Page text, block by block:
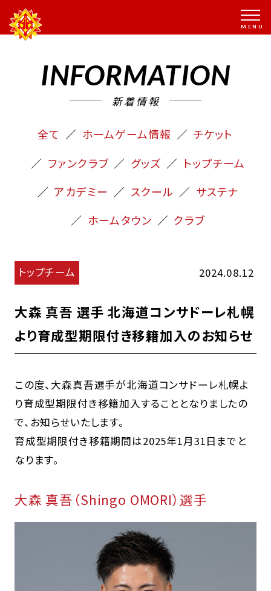
INFORMATION
新着情報
全て ホームゲーム情報
チケット
ファンクラブ
グッズ
トップチーム
アカデミー
スクール
サステナ
ホームタウン
クラブ
トップチーム 2024.08.12
大森 真吾 選手 北海道コンサドーレ札幌
より育成型期限付き移籍加入のお知らせ
この度、大森真吾選手が北海道コンサドーレ札幌よ
り育成型期限付き移籍加入することとなりましたの
で、お知らせいたします。
育成型期限付き移籍期間は2025年1月31日までと
なります。
大森 真吾（Shingo OMORI）選手